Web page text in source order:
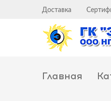
Доставка
Главная